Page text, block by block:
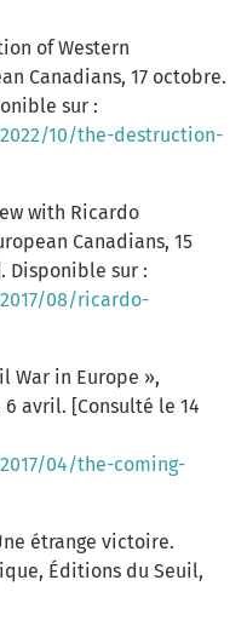
of Western
Canadians, 17 octobre.
sur :
10/the-destruction-
with Ricardo
Canadians, 15
Disponible sur :
08/ricardo-
War in Europe »,
avril. [Consulté le 14
04/the-coming-
étrange victoire.
Éditions du Seuil,